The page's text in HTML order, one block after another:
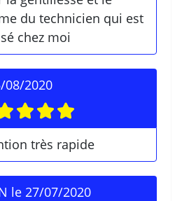
du technicien qui est
chez moi
08/2020
très rapide
le 27/07/2020